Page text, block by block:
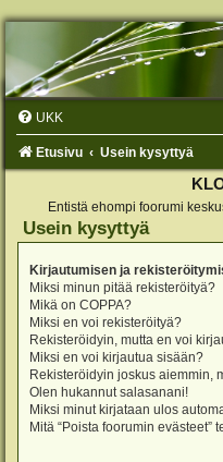
UKK
Etusivu Usein kysyttyä
Entistä ehompi foorumi
Usein kysyttyä
Kirjautumisen ja
Miksi minun pitää rekisteröityä?
Mikä on COPPA?
Miksi en voi rekisteröityä?
Rekisteröidyin, mutta en voi
Miksi en voi kirjautua sisään?
Rekisteröidyin joskus aiemmin,
Olen hukannut salasanani!
Miksi minut kirjataan ulos
Mitä “Poista foorumin evästeet”